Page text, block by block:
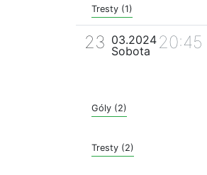
Tresty (1)
23 03.2024
Sobota
20:45
Góly (2)
Tresty (2)